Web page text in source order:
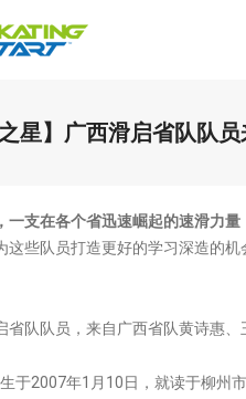
之星】广西滑启省队队
一支在各个省迅速崛起的速滑力量
这些队员打造更好的学习深造的
省队队员，来自广西省队黄诗惠、
于2007年1月10日，就读于柳州